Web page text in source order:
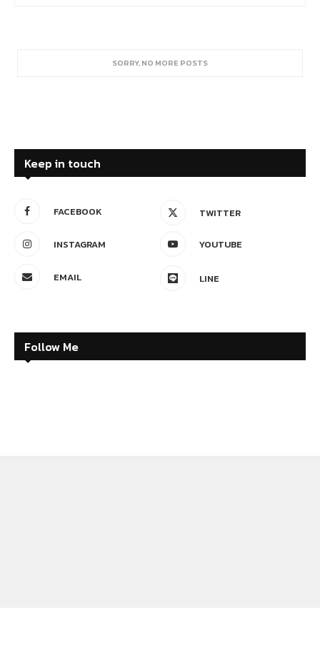
SORRY, NO MORE POSTS
Keep in touch
FACEBOOK TWITTER
INSTAGRAM YOUTUBE
EMAIL LINE
Follow Me